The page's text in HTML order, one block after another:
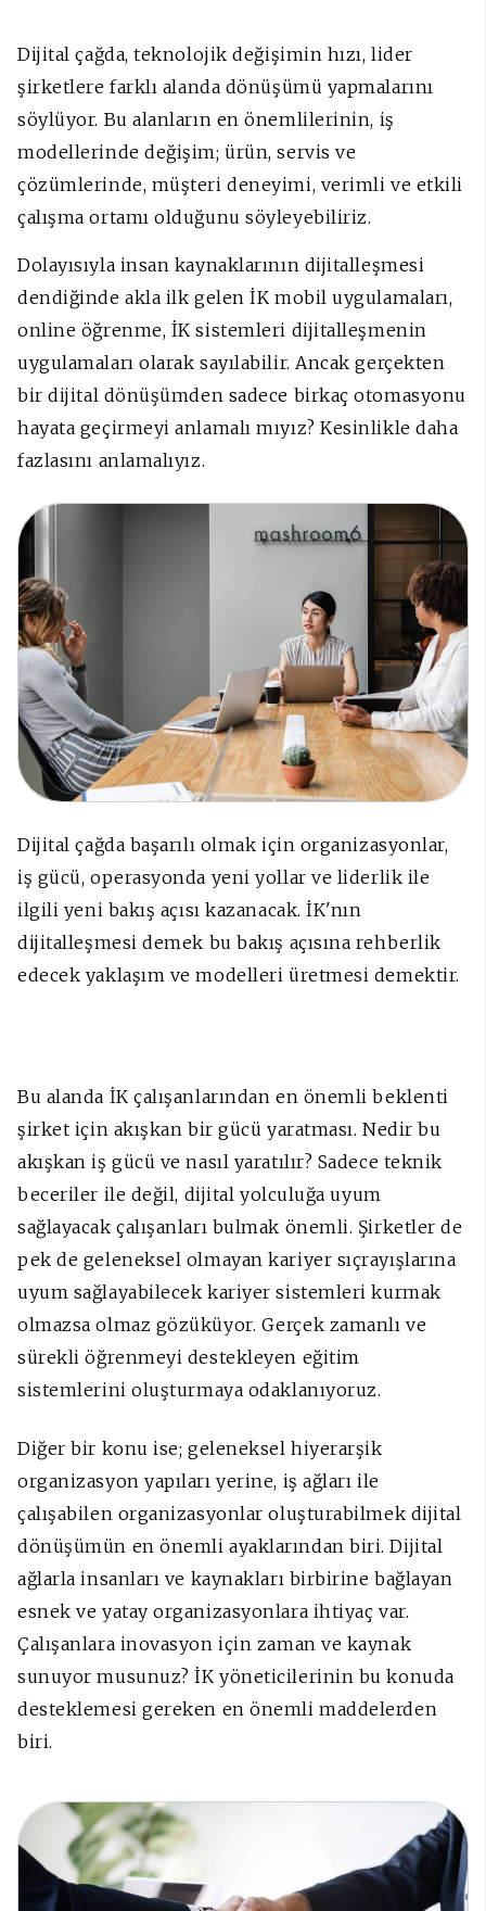
Dijital çağda, teknolojik değişimin hızı, lider
şirketlere farklı alanda dönüşümü yapmalarını
söylüyor. Bu alanların en önemlilerinin, iş
modellerinde değişim; ürün, servis ve
çözümlerinde, müşteri deneyimi, verimli ve etkili
çalışma ortamı olduğunu söyleyebiliriz.
Dolayısıyla insan kaynaklarının dijitalleşmesi
dendiğinde akla ilk gelen İK mobil uygulamaları,
online öğrenme, İK sistemleri dijitalleşmenin
uygulamaları olarak sayılabilir. Ancak gerçekten
bir dijital dönüşümden sadece birkaç otomasyonu
hayata geçirmeyi anlamalı mıyız? Kesinlikle daha
fazlasını anlamalıyız.
Dijital çağda başarılı olmak için organizasyonlar,
iş gücü, operasyonda yeni yollar ve liderlik ile
ilgili yeni bakış açısı kazanacak. İK'nın
dijitalleşmesi demek bu bakış açısına rehberlik
edecek yaklaşım ve modelleri üretmesi demektir.
Bu alanda İK çalışanlarından en önemli beklenti
şirket için akışkan bir gücü yaratması. Nedir bu
akışkan iş gücü ve nasıl yaratılır? Sadece teknik
beceriler ile değil, dijital yolculuğa uyum
sağlayacak çalışanları bulmak önemli. Şirketler de
pek de geleneksel olmayan kariyer sıçrayışlarına
uyum sağlayabilecek kariyer sistemleri kurmak
olmazsa olmaz gözüküyor. Gerçek zamanlı ve
sürekli öğrenmeyi destekleyen eğitim
sistemlerini oluşturmaya odaklanıyoruz.
Diğer bir konu ise; geleneksel hiyerarşik
organizasyon yapıları yerine, iş ağları ile
çalışabilen organizasyonlar oluşturabilmek dijital
dönüşümün en önemli ayaklarından biri. Dijital
ağlarla insanları ve kaynakları birbirine bağlayan
esnek ve yatay organizasyonlara ihtiyaç var.
Çalışanlara inovasyon için zaman ve kaynak
sunuyor musunuz? İK yöneticilerinin bu konuda
desteklemesi gereken en önemli maddelerden
biri.